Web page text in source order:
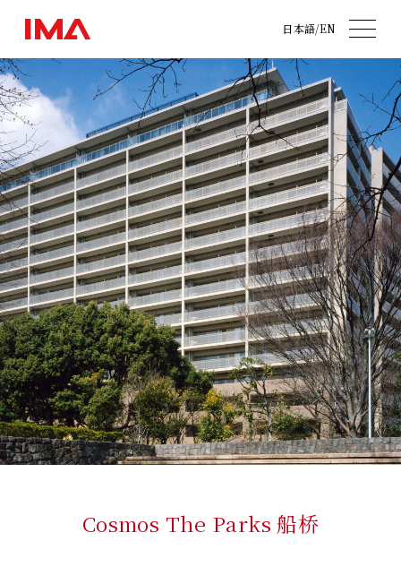
日本語/EN
Cosmos The Parks 船桥